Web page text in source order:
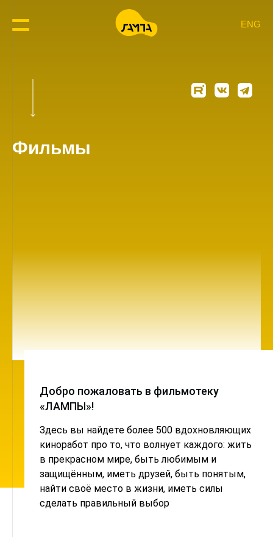
ENG
Фильмы
Добро пожаловать в фильмотеку
«ЛАМПЫ»!
Здесь вы найдете более 500 вдохновляющих
киноработ про то, что волнует каждого: жить
в прекрасном мире, быть любимым и
защищённым, иметь друзей, быть понятым,
найти своё место в жизни, иметь силы
сделать правильный выбор